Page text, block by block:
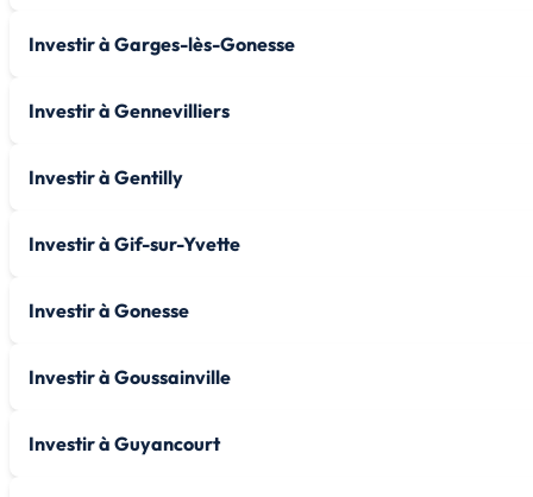
Investir à Garges-lès-Gonesse
Investir à Gennevilliers
Investir à Gentilly
Investir à Gif-sur-Yvette
Investir à Gonesse
Investir à Goussainville
Investir à Guyancourt